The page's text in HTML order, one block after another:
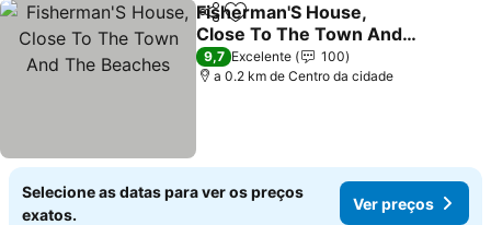
PartilharAdicionar aos favoritos
Fisherman'S House,
Close To The Town And
The Beaches
Ver preços
9,7 Excelente
100
a 0.2 km de Centro da cidade
Selecione as datas para ver os preços
exatos.
Ver preços